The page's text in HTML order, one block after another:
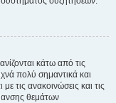
κάτω από τις
πολύ σημαντικά και
τις ανακοινώσεις και τις
θεμάτων